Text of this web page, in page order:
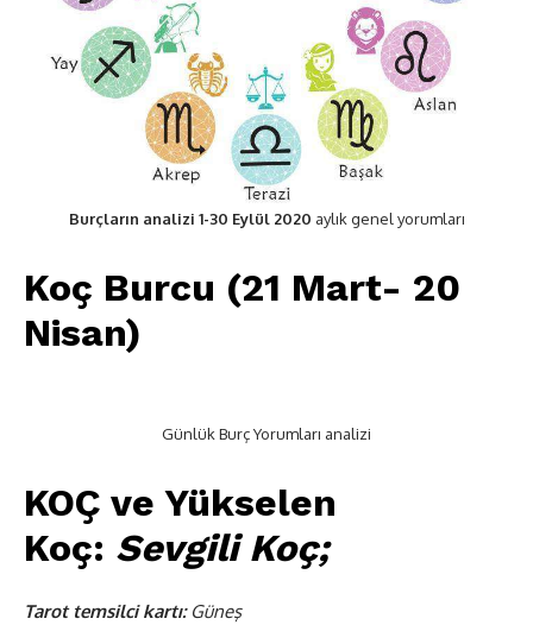
Burçların analizi 1-30 Eylül 2020 aylık genel yorumları
Koç Burcu (21 Mart- 20
Nisan)
Günlük Burç Yorumları analizi
KOÇ ve Yükselen
Koç: Sevgili Koç;
Tarot temsilci kartı: Güneş